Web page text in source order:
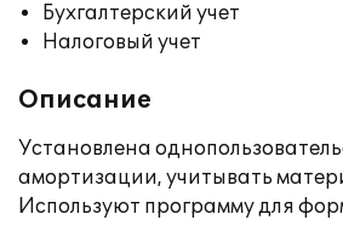
Бухгалтерский учет
Налоговый учет
Описание
Установлена
амортизации, учитывать
Используют программу для